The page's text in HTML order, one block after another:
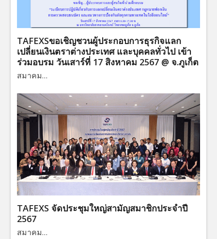
TAFEXSขอเชิญชวนผู้ประกอบการธุรกิจแลก
เปลี่ยนเงินตราต่างประเทศ และบุคคลทั่วไป เข้า
ร่วมอบรม วันเสาร์ที่ 17 สิงหาคม 2567 @ จ.ภูเก็ต
สมาคม…
TAFEXS จัดประชุมใหญ่สามัญสมาชิกประจำปี
2567
สมาคม…